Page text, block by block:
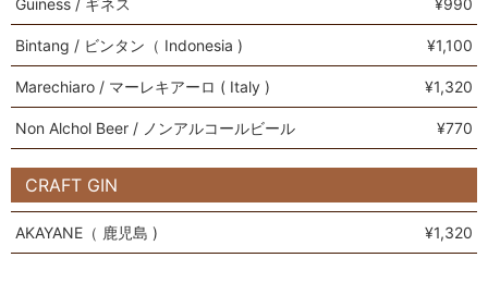
Guiness / ギネス ¥990
Bintang / ビンタン（ Indonesia ) ¥1,100
Marechiaro / マーレキアーロ ( Italy ) ¥1,320
Non Alchol Beer / ノンアルコールビール ¥770
CRAFT GIN
AKAYANE（ 鹿児島 ) ¥1,320